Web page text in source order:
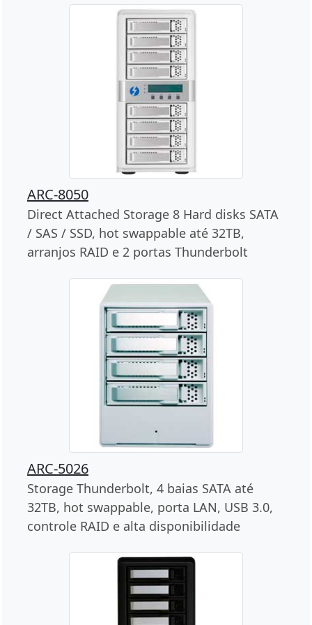
ARC-8050
Direct Attached Storage 8 Hard disks SATA
/ SAS / SSD, hot swappable até 32TB,
arranjos RAID e 2 portas Thunderbolt
ARC-5026
Storage Thunderbolt, 4 baias SATA até
32TB, hot swappable, porta LAN, USB 3.0,
controle RAID e alta disponibilidade